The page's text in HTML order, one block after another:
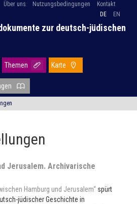
Über uns Nutzungsbedingungen
Kontakt
DE
EN
zur deutsch-jüdischen
Themen Karte
Jerusalem. Archivarische
Hamburg und Jerusalem“ spürt
jüdischer Geschichte in